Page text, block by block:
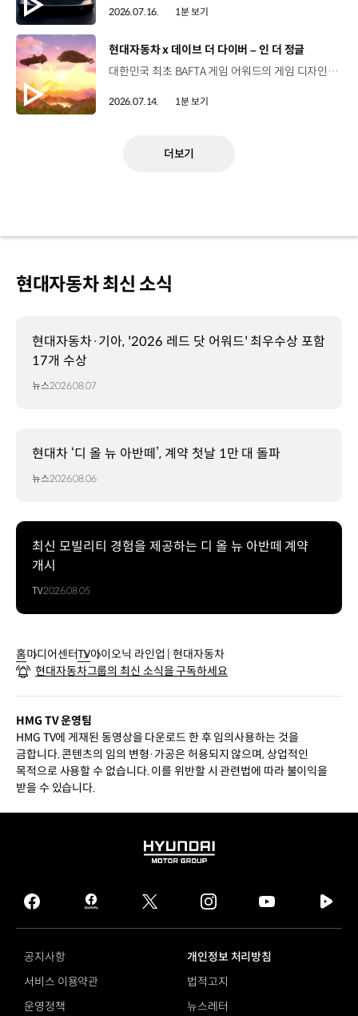
2026.07.16. 1분 보기
[동영상]
현대자동차 x 데이브 더 다이버 – 인 더 정글
대한민국 최초 BAFTA 게임 어워드의 게임 디자인 부문 수상에 빛나는‘데이브 더 다이버’의 최신 DLC에 포니 픽업이 등장합니다.데이브 더 다이버 - 인 더 정글 속 포니 픽업의 활약을 체험해 보세요. Steam, Nintendo Switch 2 Nintendo Switch, PS5 PS4, Xbox Series X|S, Epic Games Store에서 만나 볼 수 있습니다. #현대자동차 #데이브더다이버 #인더정글 #민트로켓 #게임콜라보 #포니픽업 #포니 유튜브 쇼츠 보기 >
2026.07.14. 1분 보기
더보기
현대자동차 최신 소식
현대자동차·기아, '2026 레드 닷 어워드' 최우수상 포함
17개 수상
뉴스2026.08.07
현대차 ‘디 올 뉴 아반떼’, 계약 첫날 1만 대 돌파
뉴스2026.08.06
최신 모빌리티 경험을 제공하는 디 올 뉴 아반떼 계약
개시
TV2026.08.05
홈미디어센터TV아이오닉 라인업 | 현대자동차
현대자동차그룹의 최신 소식을 구독하세요
HMG TV 운영팀
HMG TV에 게재된 동영상을 다운로드 한 후 임의사용하는 것을
금합니다. 콘텐츠의 임의 변형·가공은 허용되지 않으며, 상업적인
목적으로 사용할 수 없습니다. 이를 위반할 시 관련법에 따라 불이익을
받을 수 있습니다.
HYUNDAI
GROUP
facebook
hmg
journal
twitter instagram
tv
공지사항
개인정보 처리방침
서비스 이용약관
법적고지
운영정책
뉴스레터